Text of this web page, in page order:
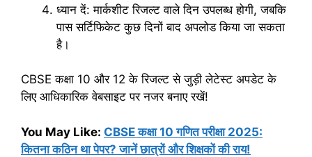
ध्यान दें: मार्कशीट रिजल्ट वाले दिन उपलब्ध होगी, जबकि
पास सर्टिफिकेट कुछ दिनों बाद अपलोड किया जा सकता
है।
CBSE कक्षा 10 और 12 के रिजल्ट से जुड़ी लेटेस्ट अपडेट के
लिए आधिकारिक वेबसाइट पर नजर बनाए रखें!
You May Like: CBSE कक्षा 10 गणित परीक्षा 2025:
कितना कठिन था पेपर? जानें छात्रों और शिक्षकों की राय!